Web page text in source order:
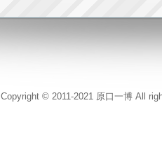
Copyright © 2011-2021 原口一博 All